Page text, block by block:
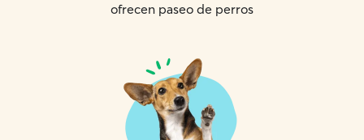
ofrecen paseo de perros